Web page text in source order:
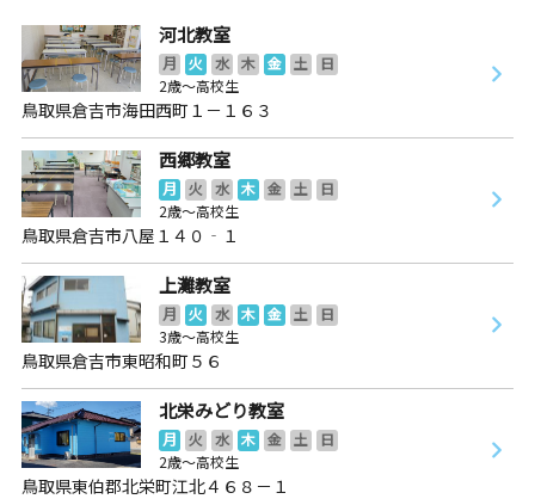
河北教室
月 火 水 木 金 土
日
2歳～高校生
鳥取県倉吉市海田西町１－１６３
西郷教室
月 火 水 木 金 土
日
2歳～高校生
鳥取県倉吉市八屋１４０‐１
上灘教室
月 火 水 木 金 土
日
3歳～高校生
鳥取県倉吉市東昭和町５６
北栄みどり教室
月 火 水 木 金 土
日
2歳～高校生
鳥取県東伯郡北栄町江北４６８－１